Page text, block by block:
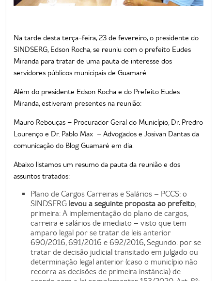
Na tarde desta terça-feira, 23 de fevereiro, o presidente do
SINDSERG, Edson Rocha, se reuniu com o prefeito Eudes
Miranda para tratar de uma pauta de interesse dos
servidores públicos municipais de Guamaré.
Além do presidente Edson Rocha e do Prefeito Eudes
Miranda, estiveram presentes na reunião:
Mauro Rebouças – Procurador Geral do Município, Dr. Predro
Lourenço e Dr. Pablo Max – Advogados e Josivan Dantas da
comunicação do Blog Guamaré em dia.
Abaixo listamos um resumo da pauta da reunião e dos
assuntos tratados:
Plano de Cargos Carreiras e Salários – PCCS: o
SINDSERG levou a seguinte proposta ao prefeito;
primeira: A implementação do plano de cargos,
carreira e salários de imediato – visto que tem
amparo legal por se tratar de leis anterior
690/2016, 691/2016 e 692/2016, Segundo: por se
tratar de decisão judicial transitado em julgado ou
determinação legal anterior (caso o município não
recorra as decisões de primeira instância) de